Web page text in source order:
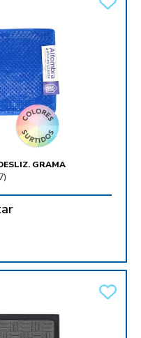
GRAMA
)